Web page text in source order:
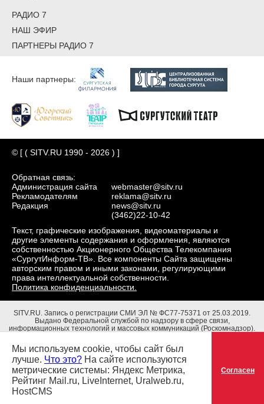
РАДИО 7
НАШ ЭФИР
ПАРТНЕРЫ РАДИО 7
Наши партнеры:
© [ ( SITV.RU 1990 - 2026 ) ]
Обратная связь:
Администрация сайта
Рекламодателям
Редакция
webmaster@sitv.ru
reklama@sitv.ru
news@sitv.ru
(3462)22-10-42
Текст, графические изображения, видеоматериалы и
другие элементы содержания и оформления, являются
собственностью Акционерного Общества Телекомпания
«СургутИнформ-ТВ». Все компоненты Сайта защищены
авторским правом и иными законами, регулирующими
права интеллектуальной собственности.
Политика конфиденциальности.
SITV.RU. Запись о регистрации СМИ ЭЛ № ФС77-75371 от 25.03.2019.
Выдано Федеральной службой по надзору в сфере связи,
информационных технологий и массовых коммуникаций (Роскомнадзор).
Адрес редакции: 628403, Тюменская обл., ХМАО - Югра, г. Сургут, ул.
Маяковского, д. 16. Главный редактор: Чубенко В.Л.
Мы используем cookie, чтобы сайт был
лучше. Что это? На сайте используются
метрические системы: Яндекс Метрика,
Рейтинг Mail.ru, LiveInternet, Uralweb.ru,
HostCMS
Согласен